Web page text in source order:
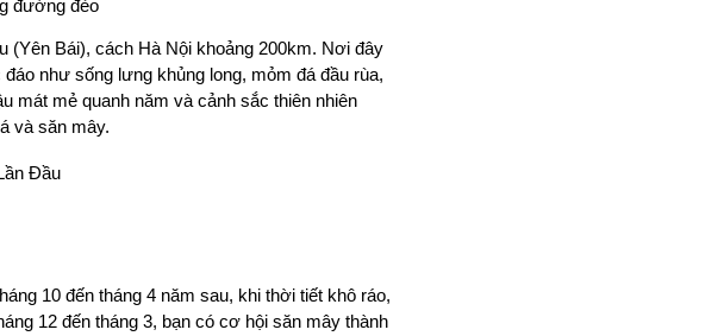
đường đèo
(Yên Bái), cách Hà Nội khoảng 200km. Nơi đây
như sống lưng khủng long, mỏm đá đầu rùa,
mát mẻ quanh năm và cảnh sắc thiên nhiên
và săn mây.
Đầu
10 đến tháng 4 năm sau, khi thời tiết khô ráo,
12 đến tháng 3, bạn có cơ hội săn mây thành